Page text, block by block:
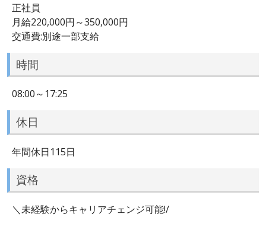
正社員
月給220,000円～350,000円
交通費:別途一部支給
時間
08:00～17:25
休日
年間休日115日
資格
＼未経験からキャリアチェンジ可能!/